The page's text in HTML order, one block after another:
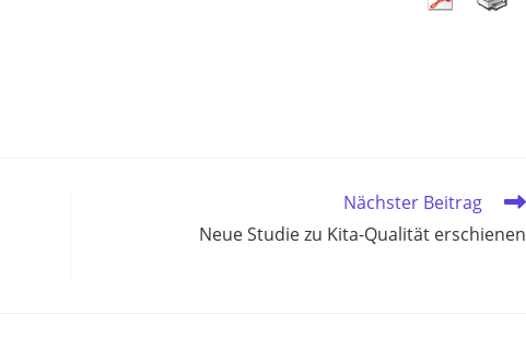
Nächster Beitrag
Neue Studie zu Kita-Qualität erschienen